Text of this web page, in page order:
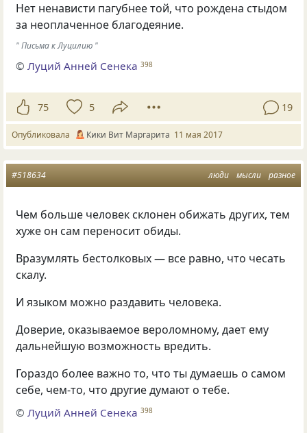
Нет ненависти пагубнее той, что рождена стыдом
за неоплаченное благодеяние.
" Письма к Луцилию "
©Луций Анней Сенека 398
75 5 19
Опубликовала Кики Вит Маргарита 11 мая 2017
люди мысли разное
#518634
Чем больше человек склонен обижать других, тем
хуже он сам переносит обиды.
Вразумлять бестолковых — все равно, что чесать
скалу.
И языком можно раздавить человека.
Доверие, оказываемое вероломному, дает ему
дальнейшую возможность вредить.
Гораздо более важно то, что ты думаешь о самом
себе, чем-то, что другие думают о тебе.
©Луций Анней Сенека 398